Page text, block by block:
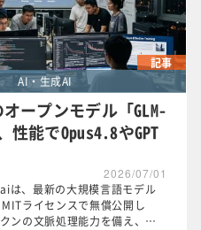
記事
AI・生成AI
ープンモデル「GLM-
性能でOpus4.8やGPT
2026/07/01
は、最新の大規模言語モデル
MITライセンスで無償公開し
ンの文脈処理能力を備え、…